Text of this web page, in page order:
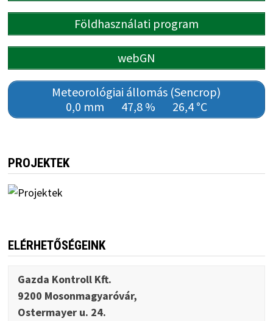
Földhasználati program
webGN
Meteorológiai állomás (Sencrop)
0,0 mm
47,8 % 26,4 °C
PROJEKTEK
ELÉRHETŐSÉGEINK
Gazda Kontroll Kft.
9200 Mosonmagyaróvár,
Ostermayer u. 24.